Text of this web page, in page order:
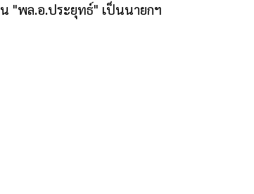
"พล.อ.ประยุทธ์" เป็นนายกฯ